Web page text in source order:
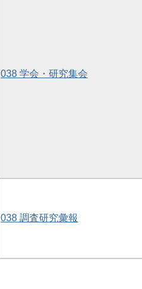
038 学会・研究集会
038 調査研究彙報